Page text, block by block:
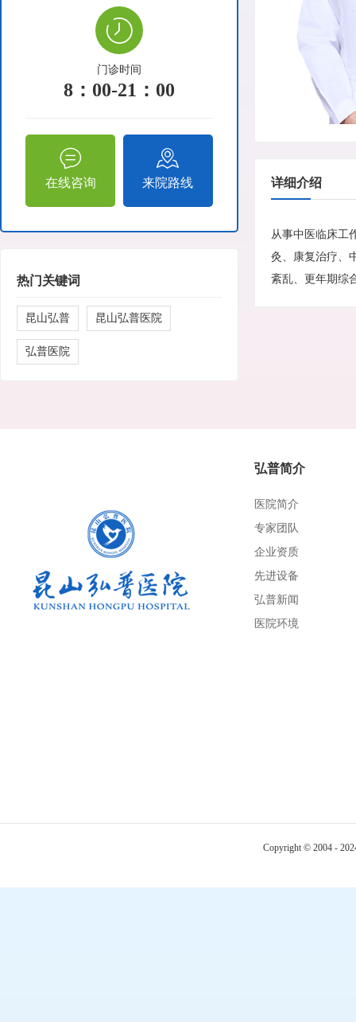
详细介绍
从事中医临床工
灸、康复治疗、
紊乱、更年期综
门诊时间
8：00-21：00
在线咨询 来院路线
热门关键词
昆山弘普 昆山弘普医院
弘普医院
弘普简介
医院简介
专家团队
企业资质
先进设备
弘普新闻
医院环境
Copyright © 2004 -